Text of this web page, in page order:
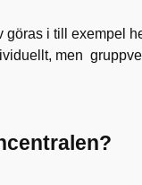
göras i till exempel
men